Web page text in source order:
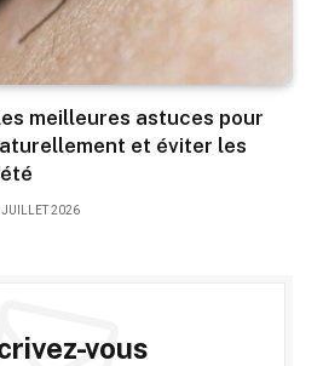
meilleures astuces pour
et éviter les
JUILLET 2026
vous